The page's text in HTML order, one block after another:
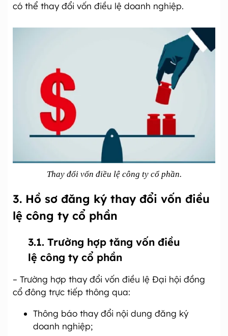
có thể thay đổi vốn điều lệ doanh nghiệp.
Thay đổi vốn điều lệ công ty cổ phần.
3. Hồ sơ đăng ký thay đổi vốn điều
lệ công ty cổ phần
3.1. Trường hợp tăng vốn điều
lệ công ty cổ phần
– Trường hợp thay đổi vốn điều lệ Đại hội đồng
cổ đông trực tiếp thông qua:
Thông báo thay đổi nội dung đăng ký
doanh nghiệp;